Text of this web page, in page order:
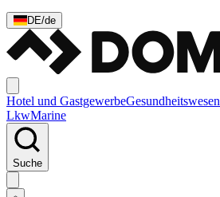
DE/de
Hotel und GastgewerbeGesundheitswesen
LkwMarine
Suche